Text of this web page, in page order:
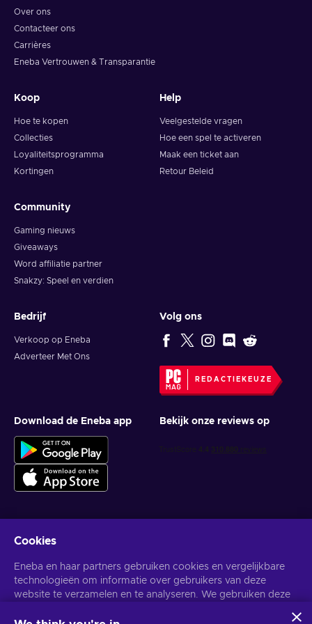
Over ons
Contacteer ons
Carrières
Eneba Vertrouwen & Transparantie
Koop
Hoe te kopen
Collecties
Loyaliteitsprogramma
Kortingen
Help
Veelgestelde vragen
Hoe een spel te activeren
Maak een ticket aan
Retour Beleid
Community
Gaming nieuws
Giveaways
Word affiliatie partner
Snakzy: Speel en verdien
Bedrijf
Verkoop op Eneba
Adverteer Met Ons
Volg ons
REDACTIEKEUZE
Download de Eneba app Bekijk onze reviews op
Krijg gepersonaliseerde gameaanbiedingen
Abonneer
U kunt zich op elk gewenst moment afmelden. Bezoek dePrivacy
Cookies
Eneba en haar partners gebruiken cookies en vergelijkbare
technologieën om informatie over gebruikers van deze
website te verzamelen en te analyseren. We gebruiken deze